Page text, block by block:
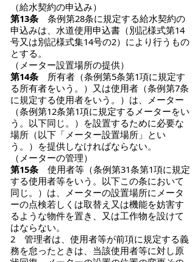
（給水契約の申込み）
第13条条例第28条に規定する給水契約の
申込みは、水道使用申込書（別記様式第14
号又は別記様式集14号の2）により行うもの
とする。
（メーター設置場所の提供）
第14条所有者（条例第5条第1項に規定す
る所有者をいう。）又は使用者（条例第7条
に規定する使用者をいう。）は、メーター
（条例第12条第1項に規定するメーターをい
う。以下同じ。）を設置するために必要な
場所（以下「メーター設置場所」とい
う。）を提供しなければならない。
（メーターの管理）
第15条使用者等（条例第31条第1項に規定
する使用者等をいう。以下この条において
同じ。）は、メーターの設置場所にメータ
ーの点検若しくは取替え又は機能を妨害す
るような物件を置き、又は工作物を設けて
はならない。
2 管理者は、使用者等が前項に規定する義
務を怠ったときは、当該使用者等に対し原